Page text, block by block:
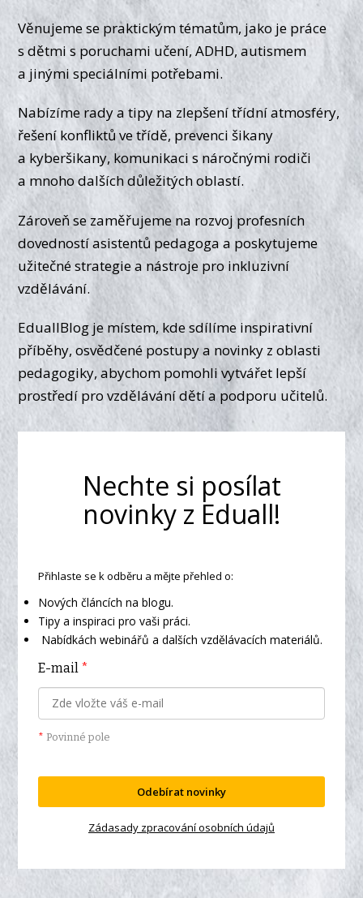
Věnujeme se praktickým tématům, jako je práce
s dětmi s poruchami učení, ADHD, autismem
a jinými speciálními potřebami.
Nabízíme rady a tipy na zlepšení třídní atmosféry,
řešení konfliktů ve třídě, prevenci šikany
a kyberšikany, komunikaci s náročnými rodiči
a mnoho dalších důležitých oblastí.
Zároveň se zaměřujeme na rozvoj profesních
dovedností asistentů pedagoga a poskytujeme
užitečné strategie a nástroje pro inkluzivní
vzdělávání.
EduallBlog je místem, kde sdílíme inspirativní
příběhy, osvědčené postupy a novinky z oblasti
pedagogiky, abychom pomohli vytvářet lepší
prostředí pro vzdělávání dětí a podporu učitelů.
Nechte si posílat
novinky z Eduall!
Přihlaste se k odběru a mějte přehled o:
Nových článcích na blogu.
Tipy a inspiraci pro vaši práci.
Nabídkách webinářů a dalších vzdělávacích materiálů.
E-mail *
* Povinné pole
Odebírat novinky
Zádasady zpracování osobních údajů